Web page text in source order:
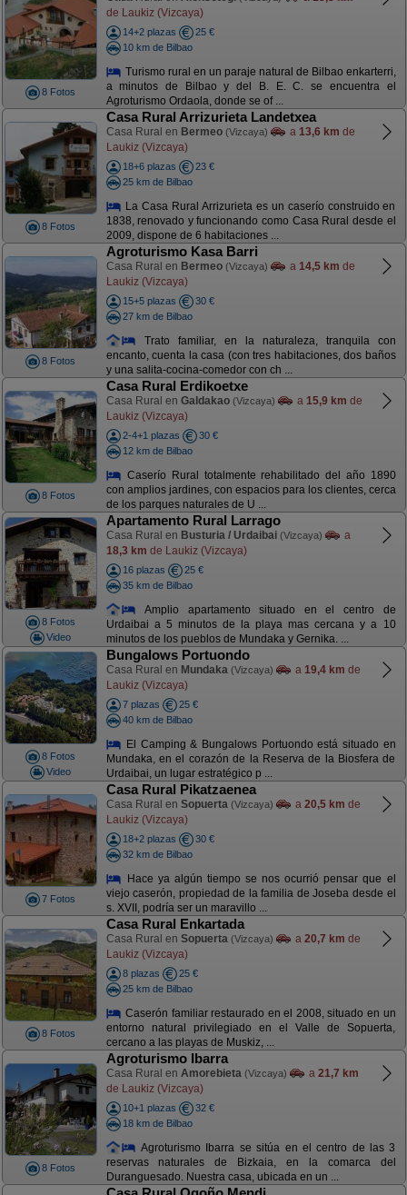
8 Fotos
de Laukiz (Vizcaya)
14+2 plazas
25 €
10 km de Bilbao
Turismo rural en un paraje natural de Bilbao enkarterri,
a minutos de Bilbao y del B. E. C. se encuentra el
Agroturismo Ordaola, donde se of ...
8 Fotos
Casa Rural Arrizurieta Landetxea
Casa Rural en Bermeo (Vizcaya) a 13,6 km de
Laukiz (Vizcaya)
18+6 plazas
23 €
25 km de Bilbao
La Casa Rural Arrizurieta es un caserío construido en
1838, renovado y funcionando como Casa Rural desde el
2009, dispone de 6 habitaciones ...
8 Fotos
Agroturismo Kasa Barri
Casa Rural en Bermeo (Vizcaya) a 14,5 km de
Laukiz (Vizcaya)
15+5 plazas
30 €
27 km de Bilbao
Trato familiar, en la naturaleza, tranquila con
encanto, cuenta la casa (con tres habitaciones, dos baños
y una salita-cocina-comedor con ch ...
8 Fotos
Casa Rural Erdikoetxe
Casa Rural en Galdakao (Vizcaya) a 15,9 km de
Laukiz (Vizcaya)
2-4+1 plazas
30 €
12 km de Bilbao
Caserío Rural totalmente rehabilitado del año 1890
con amplios jardines, con espacios para los clientes, cerca
de los parques naturales de U ...
8 Fotos
Video
Apartamento Rural Larrago
Casa Rural en Busturia / Urdaibai (Vizcaya)
a
18,3 km de Laukiz (Vizcaya)
16 plazas
25 €
35 km de Bilbao
Amplio apartamento situado en el centro de
Urdaibai a 5 minutos de la playa mas cercana y a 10
minutos de los pueblos de Mundaka y Gernika. ...
8 Fotos
Video
Bungalows Portuondo
Casa Rural en Mundaka (Vizcaya) a 19,4 km de
Laukiz (Vizcaya)
7 plazas
25 €
40 km de Bilbao
El Camping & Bungalows Portuondo está situado en
Mundaka, en el corazón de la Reserva de la Biosfera de
Urdaibai, un lugar estratégico p ...
7 Fotos
Casa Rural Pikatzaenea
Casa Rural en Sopuerta (Vizcaya) a 20,5 km de
Laukiz (Vizcaya)
18+2 plazas
30 €
32 km de Bilbao
Hace ya algún tiempo se nos ocurrió pensar que el
viejo caserón, propiedad de la familia de Joseba desde el
s. XVII, podría ser un maravillo ...
8 Fotos
Casa Rural Enkartada
Casa Rural en Sopuerta (Vizcaya) a 20,7 km de
Laukiz (Vizcaya)
8 plazas
25 €
25 km de Bilbao
Caserón familiar restaurado en el 2008, situado en un
entorno natural privilegiado en el Valle de Sopuerta,
cercano a las playas de Muskiz, ...
8 Fotos
Agroturismo Ibarra
Casa Rural en Amorebieta (Vizcaya) a 21,7 km
de Laukiz (Vizcaya)
10+1 plazas
32 €
18 km de Bilbao
Agroturismo Ibarra se sitúa en el centro de las 3
reservas naturales de Bizkaia, en la comarca del
Duranguesado. Nuestra casa, ubicada en un ...